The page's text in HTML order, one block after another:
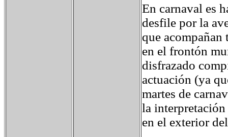
En carnaval es
desfile por la
que acompañan
en el frontón
disfrazado
actuación (ya
martes de
la interpretación
en el exterior